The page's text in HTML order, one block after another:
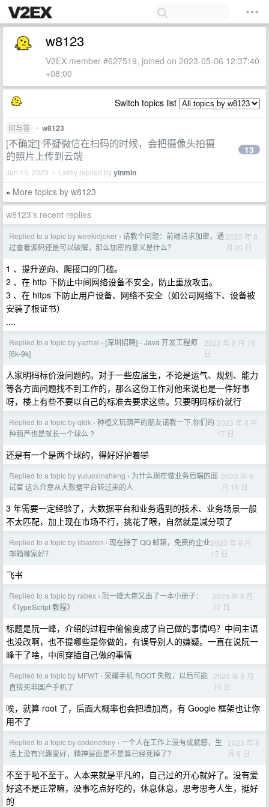
w8123
V2EX member #627519, joined on 2023-05-06 12:37:40
+08:00
Switch topics list
问与答 • w8123
[不确定] 怀疑微信在扫码的时候，会把摄像头拍摄
的照片上传到云端
Jun 15, 2023 • Lastly replied byyinmin
13
» More topics by w8123
w8123's recent replies
Replied to a topic by weekidjoker › 请教个问题：前端请求加密，通
过查看源码还是可以破解，那么加密的意义是什么？
2023 年 8
月 20 日
1 、提升逆向、爬接口的门槛。
2 、在 http 下防止中间网络设备不安全，防止重放攻击。
3 、在 https 下防止用户设备、网络不安全（如公司网络下、设备被
安装了根证书）
....
Replied to a topic by yazhai › [深圳招聘]-- Java 开发工程师
[6k-9k]
2023 年 8 月 18
日
人家明码标价没问题的。对于一些应届生，不论是运气、规划、能力
等各方面问题找不到工作的，那么这份工作对他来说也是一件好事
呀，楼上有些不要以自己的标准去要求这些。只要明码标价就行
Replied to a topic by qfdk › 种植文玩葫芦的朋友请教一下,你们的
种葫芦也是就长一个球么 ?
2023 年 8 月
17 日
还是有一个是两个球的，得好好护着🤣
Replied to a topic by yuluoxinsheng › 为什么现在做业务后端的面
试官 这么介意从大数据平台转过来的人
2023 年 8
月 16 日
3 年需要一定经验了，大数据平台和业务遇到的技术、业务场景一般
不太匹配，加上现在市场不行，挑花了眼，自然就是减分项了
Replied to a topic by libasten › 现在除了 QQ 邮箱，免费的企业
邮箱哪家好？
2023 年 8 月
15 日
飞书
Replied to a topic by rabex › 阮一峰大佬又出了一本小册子：
《TypeScript 教程》
2023 年 8 月
12 日
标题是阮一峰，介绍的过程中偷偷变成了自己做的事情吗？中间主语
也没改啊，也不提哪些是你做的，有误导别人的嫌疑。一直在说阮一
峰干了啥，中间穿插自己做的事情
Replied to a topic by MFWT › 荣耀手机 ROOT 失败，以后可能
直接买非国产手机了
2023 年 8 月
10 日
唉，就算 root 了，后面大概率也会把墙加高，有 Google 框架也让你
用不了
Replied to a topic by codenotkey › 一个人在工作上没有成就感，生
活上没有兴趣爱好，精神层面是不是算已经死掉了？
2023 年 8
月 9 日
不至于啦不至于。人本来就是平凡的，自己过的开心就好了。没有爱
好这不是正常嘛，没事吃点好吃的，休息休息，思考思考人生，挺好
的